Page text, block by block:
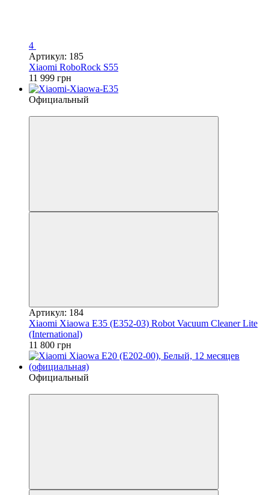
4
Артикул: 185
Xiaomi RoboRock S55
11 999 грн
Официальный
Артикул: 184
Xiaomi Xiaowa E35 (E352-03) Robot Vacuum Cleaner Lite
(International)
11 800 грн
Официальный